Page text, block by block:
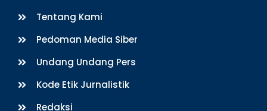
Tentang Kami
Pedoman Media Siber
Undang Undang Pers
Kode Etik Jurnalistik
Redaksi